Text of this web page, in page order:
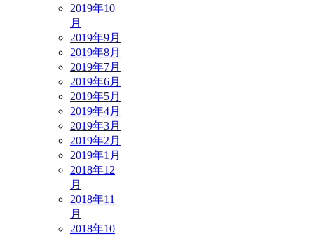
2019年10
月
2019年9月
2019年8月
2019年7月
2019年6月
2019年5月
2019年4月
2019年3月
2019年2月
2019年1月
2018年12
月
2018年11
月
2018年10